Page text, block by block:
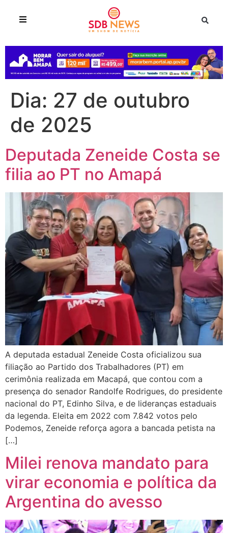
Dia: 27 de outubro
de 2025
Deputada Zeneide Costa se
filia ao PT no Amapá
A deputada estadual Zeneide Costa oficializou sua
filiação ao Partido dos Trabalhadores (PT) em
cerimônia realizada em Macapá, que contou com a
presença do senador Randolfe Rodrigues, do presidente
nacional do PT, Edinho Silva, e de lideranças estaduais
da legenda. Eleita em 2022 com 7.842 votos pelo
Podemos, Zeneide reforça agora a bancada petista na
[…]
Milei renova mandato para
virar economia e política da
Argentina do avesso